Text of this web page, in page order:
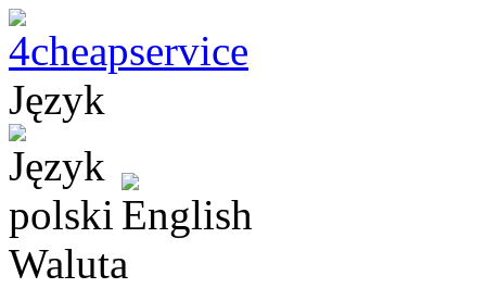
Język
Waluta